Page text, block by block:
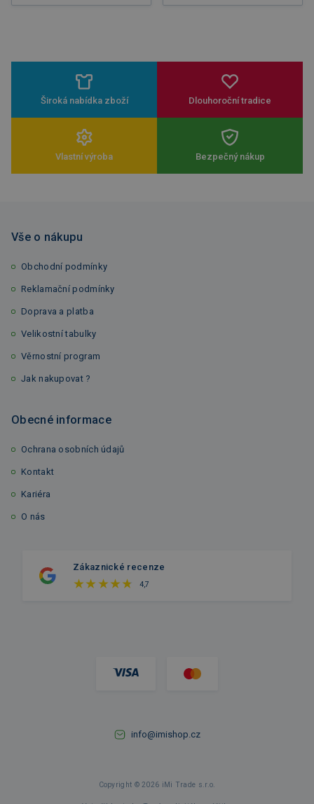
Široká nabídka zboží Dlouhoroční tradice
Vlastní výroba Bezpečný nákup
Vše o nákupu
Obchodní podmínky
Reklamační podmínky
Doprava a platba
Velikostní tabulky
Věrnostní program
Jak nakupovat ?
Obecné informace
Ochrana osobních údajů
Kontakt
Kariéra
O nás
Zákaznické recenze
4,7
info@imishop.cz
Copyright © 2026 iMi Trade s.r.o.